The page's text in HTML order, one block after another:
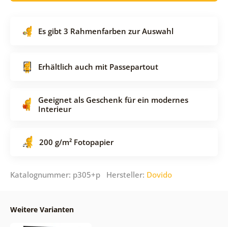
Es gibt 3 Rahmenfarben zur Auswahl
Erhältlich auch mit Passepartout
Geeignet als Geschenk für ein modernes
Interieur
200 g/m² Fotopapier
Katalognummer: p305+p Hersteller: Dovido
Weitere Varianten